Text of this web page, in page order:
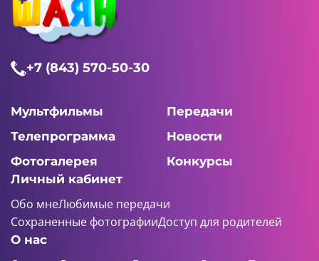
+7 (843) 570-50-30
Мультфильмы
Передачи
Телепрограмма
Новости
Фотогалерея
Конкурсы
Личный кабинет
Обо мнеЛюбимые передачи
Сохраненные фотографииДоступ для родителей
О нас